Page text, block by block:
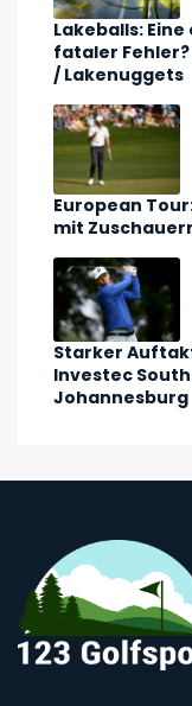
Lakeballs:
fataler
/ Lakenuggets
European
mit
Starker
Investec
Johannesburg